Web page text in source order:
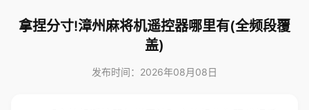
拿捏分寸!漳州麻将机遥控器哪里有(全频段覆
盖)
发布时间：2026年08月08日